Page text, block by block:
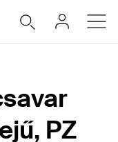
PZ